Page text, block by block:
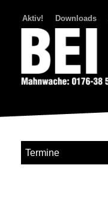
Aktiv! Downloads
Termine